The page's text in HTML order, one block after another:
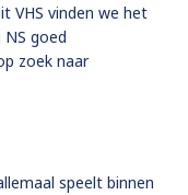
VHS vinden we het
goed
zoek naar
speelt binnen